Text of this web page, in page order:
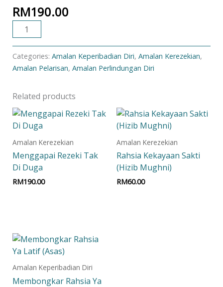
RM190.00
Categories: Amalan Keperibadian Diri, Amalan Kerezekian,
Amalan Pelarisan, Amalan Perlindungan Diri
Related products
Amalan Kerezekian
Menggapai Rezeki Tak
Di Duga
RM190.00
Amalan Kerezekian
Rahsia Kekayaan Sakti
(Hizib Mughni)
RM60.00
Amalan Keperibadian Diri
Membongkar Rahsia Ya